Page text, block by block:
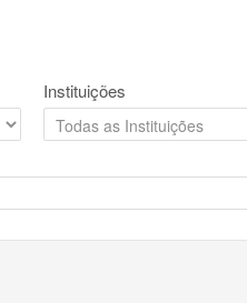
Instituições